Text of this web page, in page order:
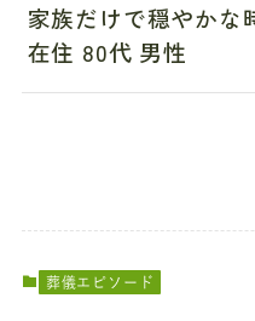
家族だけで穏やかな
在住 80代 男性
葬儀エピソード